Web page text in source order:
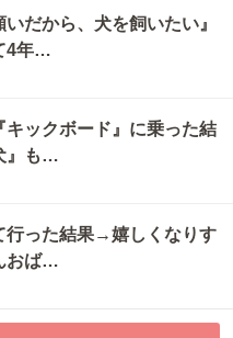
だから、犬を飼いたい』
4年…
キックボード』に乗った結
』も…
行った結果→嬉しくなりす
おば…